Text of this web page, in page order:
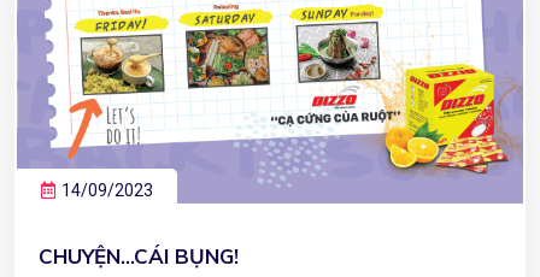
14/09/2023
CHUYỆN…CÁI BỤNG!